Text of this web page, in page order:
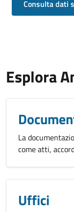
Consulta dati
Esplora
La
come atti,
Uffici